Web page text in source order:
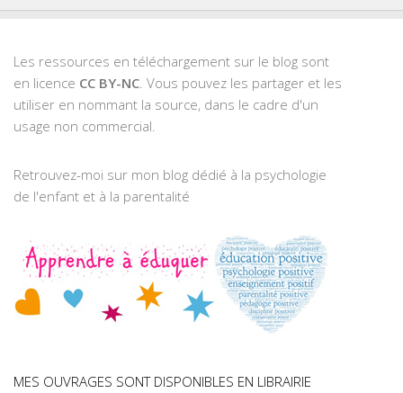
Les ressources en téléchargement sur le blog sont
en licence CC BY-NC. Vous pouvez les partager et les
utiliser en nommant la source, dans le cadre d'un
usage non commercial.
Retrouvez-moi sur mon blog dédié à la psychologie
de l'enfant et à la parentalité
MES OUVRAGES SONT DISPONIBLES EN LIBRAIRIE